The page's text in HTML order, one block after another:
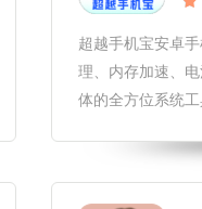
超越手机宝安卓
理、内存加速、
体的全方位系统
行速度，确保手
有效抵御病毒侵